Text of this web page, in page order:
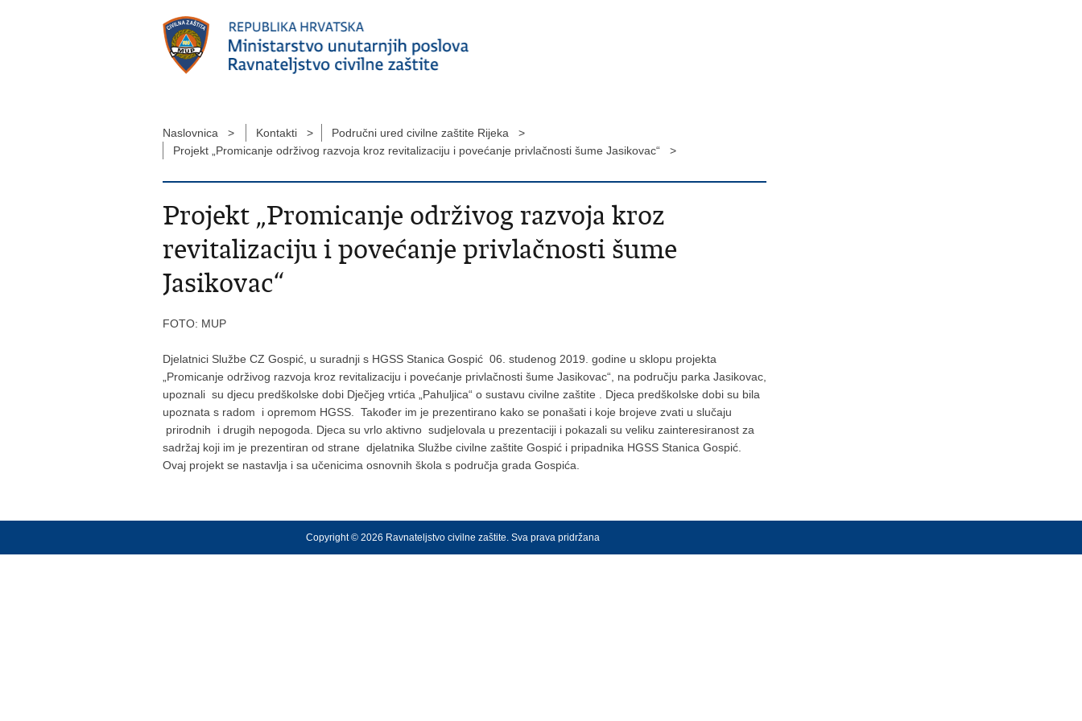
Naslovnica > Kontakti >
Područni ured civilne zaštite Rijeka >
Projekt „Promicanje održivog razvoja kroz revitalizaciju i povećanje privlačnosti šume Jasikovac“ >
Projekt „Promicanje održivog razvoja kroz
revitalizaciju i povećanje privlačnosti šume
Jasikovac“
FOTO: MUP
Djelatnici Službe CZ Gospić, u suradnji s HGSS Stanica Gospić 06. studenog 2019. godine u sklopu projekta
„Promicanje održivog razvoja kroz revitalizaciju i povećanje privlačnosti šume Jasikovac“, na području parka Jasikovac,
upoznali su djecu predškolske dobi Dječjeg vrtića „Pahuljica“ o sustavu civilne zaštite . Djeca predškolske dobi su bila
upoznata s radom i opremom HGSS. Također im je prezentirano kako se ponašati i koje brojeve zvati u slučaju
prirodnih i drugih nepogoda. Djeca su vrlo aktivno sudjelovala u prezentaciji i pokazali su veliku zainteresiranost za
sadržaj koji im je prezentiran od strane djelatnika Službe civilne zaštite Gospić i pripadnika HGSS Stanica Gospić.
Ovaj projekt se nastavlja i sa učenicima osnovnih škola s područja grada Gospića.
Copyright © 2026 Ravnateljstvo civilne zaštite. Sva prava pridržana